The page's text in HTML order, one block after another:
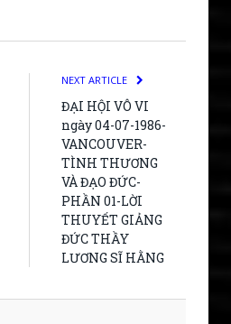
NEXT ARTICLE
ĐẠI HỘI VÔ VI
ngày 04-07-1986-
VANCOUVER-
TÌNH THƯƠNG
VÀ ĐẠO ĐỨC-
PHẦN 01-LỜI
THUYẾT GIẢNG
ĐỨC THẦY
LƯƠNG SĨ HẰNG